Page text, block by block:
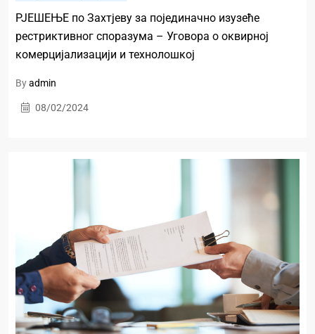
РЈЕШЕЊЕ по Захтјеву за појединачно изузеће
рестриктивног споразума – Уговора о оквирној
комерцијализацији и технолошкој
Byadmin
08/02/2024